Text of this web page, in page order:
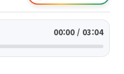
00:00 / 03:04